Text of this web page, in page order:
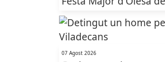
07 Agost 2026